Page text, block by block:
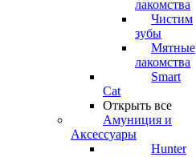
лакомства
Чистим
зубы
Мятные
лакомства
Smart
Cat
Открыть все
Амуниция и
Аксессуары
Hunter